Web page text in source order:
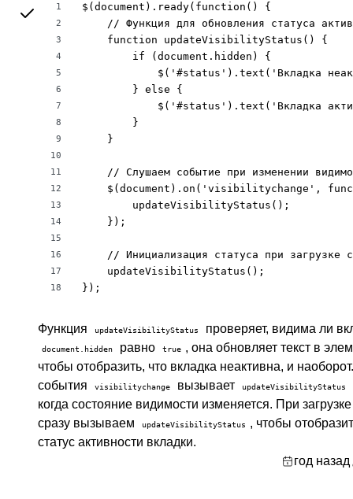
1
2
3
4
5
6
7
8
9
10
11
12
13
14
15
16
17
18
$(document).ready(function() {
// Функция для обновления статуса
    function updateVisibilityStatus() {
        if (document.hidden) {
$('#status').text('Вкладка
        } else {
$('#status').text('Вкладка
        }
    }
// Слушаем событие при изменении
$(document).on('visibilitychange',
        updateVisibilityStatus();
    });
// Инициализация статуса при загрузке
    updateVisibilityStatus();
});
Функция updateVisibilityStatus проверяет, видима ли
document.hidden равно true , она обновляет текст в
чтобы отобразить, что вкладка неактивна, и
события
visibilitychange вызывает updateVisibilityStatus
когда состояние видимости изменяется. При
сразу вызываем
updateVisibilityStatus , чтобы
статус активности вкладки.
год назад